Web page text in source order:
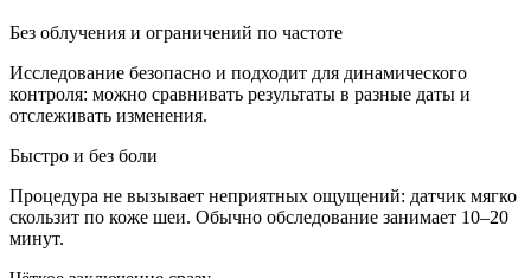
Без облучения и ограничений по частоте
Исследование безопасно и подходит для динамического
контроля: можно сравнивать результаты в разные даты и
отслеживать изменения.
Быстро и без боли
Процедура не вызывает неприятных ощущений: датчик мягко
скользит по коже шеи. Обычно обследование занимает 10–20
минут.